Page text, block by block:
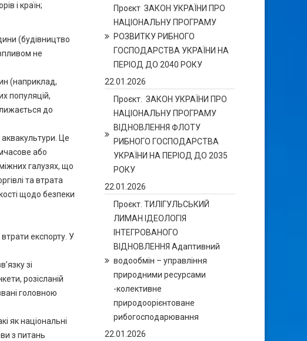
і країн;
(будівництво
не
(наприклад,
популяцій,
до
аквакультури. Це
або
галузях, що
та втрата
щодо безпеки
експорту. У
зі
розісланій
головною
як національні
з питань
Проєкт ЗАКОН УКРАЇНИ ПРО
НАЦІОНАЛЬНУ ПРОГРАМУ
РОЗВИТКУ РИБНОГО
ГОСПОДАРСТВА УКРАЇНИ НА
ПЕРІОД ДО 2040 РОКУ
22.01.2026
Проєкт. ЗАКОН УКРАЇНИ ПРО
НАЦІОНАЛЬНУ ПРОГРАМУ
ВІДНОВЛЕННЯ ФЛОТУ
РИБНОГО ГОСПОДАРСТВА
УКРАЇНИ НА ПЕРІОД ДО 2035
РОКУ
22.01.2026
Проєкт. ТИЛІГУЛЬСЬКИЙ
ЛИМАН ІДЕОЛОГІЯ
ІНТЕГРОВАНОГО
ВІДНОВЛЕННЯ Адаптивний
водообмін – управління
природними ресурсами
-колективне
природоорієнтоване
рибогосподарювання
22.01.2026